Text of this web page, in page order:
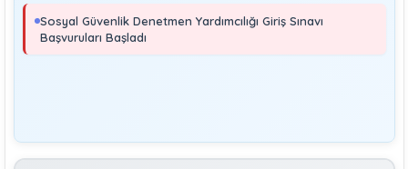
Sosyal Güvenlik Denetmeni
Kayıt Dışı İstihdamla Mücadeleye Farklı Bir Yaklaşım
Sosyal Güvenlik Denetmen Yardımcılığı Giriş Sınavı
Başvuruları Başladı